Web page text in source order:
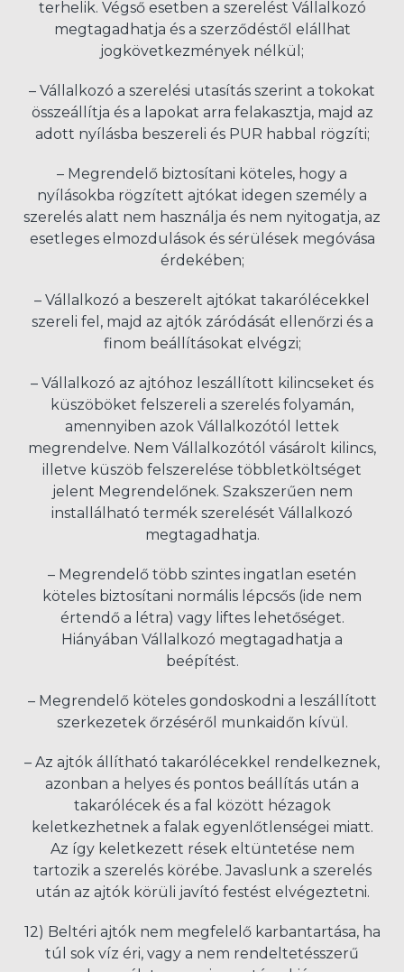
terhelik. Végső esetben a szerelést Vállalkozó
megtagadhatja és a szerződéstől elállhat
jogkövetkezmények nélkül;
– Vállalkozó a szerelési utasítás szerint a tokokat
összeállítja és a lapokat arra felakasztja, majd az
adott nyílásba beszereli és PUR habbal rögzíti;
– Megrendelő biztosítani köteles, hogy a
nyílásokba rögzített ajtókat idegen személy a
szerelés alatt nem használja és nem nyitogatja, az
esetleges elmozdulások és sérülések megóvása
érdekében;
– Vállalkozó a beszerelt ajtókat takarólécekkel
szereli fel, majd az ajtók záródását ellenőrzi és a
finom beállításokat elvégzi;
– Vállalkozó az ajtóhoz leszállított kilincseket és
küszöböket felszereli a szerelés folyamán,
amennyiben azok Vállalkozótól lettek
megrendelve. Nem Vállalkozótól vásárolt kilincs,
illetve küszöb felszerelése többletköltséget
jelent Megrendelőnek. Szakszerűen nem
installálható termék szerelését Vállalkozó
megtagadhatja.
– Megrendelő több szintes ingatlan esetén
köteles biztosítani normális lépcsős (ide nem
értendő a létra) vagy liftes lehetőséget.
Hiányában Vállalkozó megtagadhatja a
beépítést.
– Megrendelő köteles gondoskodni a leszállított
szerkezetek őrzéséről munkaidőn kívül.
– Az ajtók állítható takarólécekkel rendelkeznek,
azonban a helyes és pontos beállítás után a
takarólécek és a fal között hézagok
keletkezhetnek a falak egyenlőtlenségei miatt.
Az így keletkezett rések eltüntetése nem
tartozik a szerelés körébe. Javaslunk a szerelés
után az ajtók körüli javító festést elvégeztetni.
12) Beltéri ajtók nem megfelelő karbantartása, ha
túl sok víz éri, vagy a nem rendeltetésszerű